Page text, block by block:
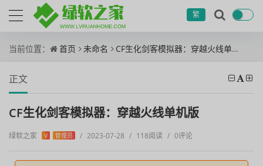
繁
当前位置： 首页 未命名 CF生化剑客模拟器：穿越火线单机版
正文
CF生化剑客模拟器：穿越火线单机版
绿软之家 V 管理员 / 2023-07-28 / 118阅读 / 0评论